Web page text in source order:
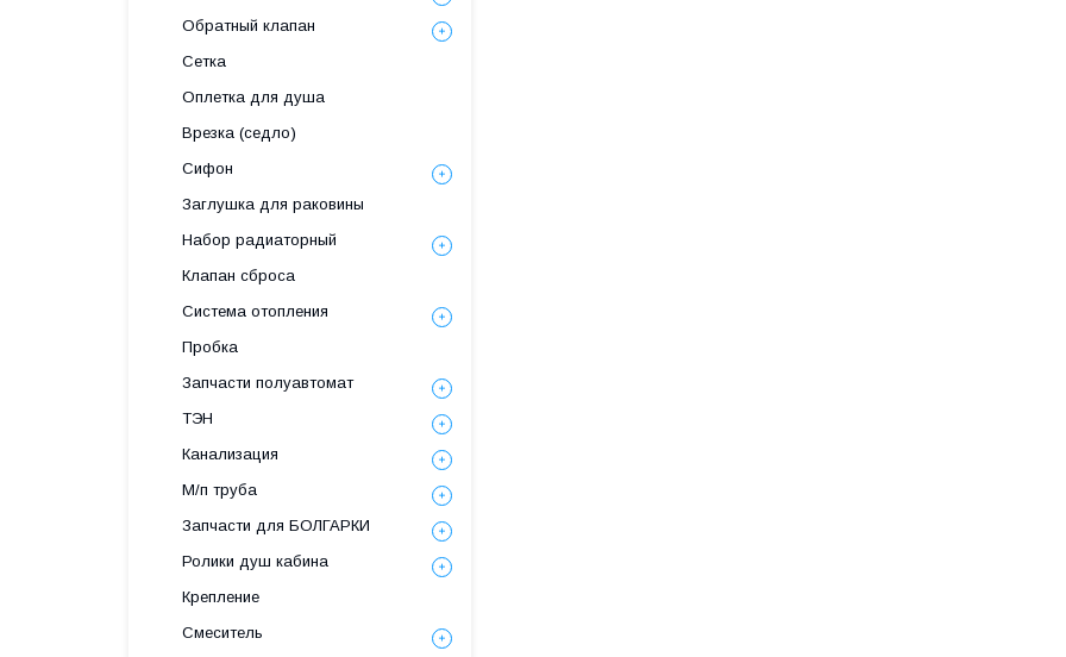
Обратный клапан
Сетка
Оплетка для душа
Врезка (седло)
Сифон
Заглушка для раковины
Набор радиаторный
Клапан сброса
Система отопления
Пробка
Запчасти полуавтомат
ТЭН
Канализация
М/п труба
Запчасти для БОЛГАРКИ
Ролики душ кабина
Крепление
Смеситель